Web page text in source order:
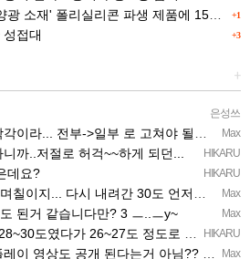
+1
폴리실리콘 파생 제품에 15% 관세...한국 기업도 영향
+3
접대
+
은성쓰
Max
... 전부->일부 로 고쳐야 될듯 ㅡ..ㅡy~
HIKARU
까..저절로 허걱~~하게 되던...
HIKARU
데요?
Max
려간 30도 언저리 온도에 적응되면 고대로 다시 더움..
Max
된거 같습니다만? 3 ㅡ..ㅡy~
HIKARU
였다가 26~27도 정도로 내려감...─ ─)a
Max
영상도 공개 된다는거 아님?? ㅡㅡa